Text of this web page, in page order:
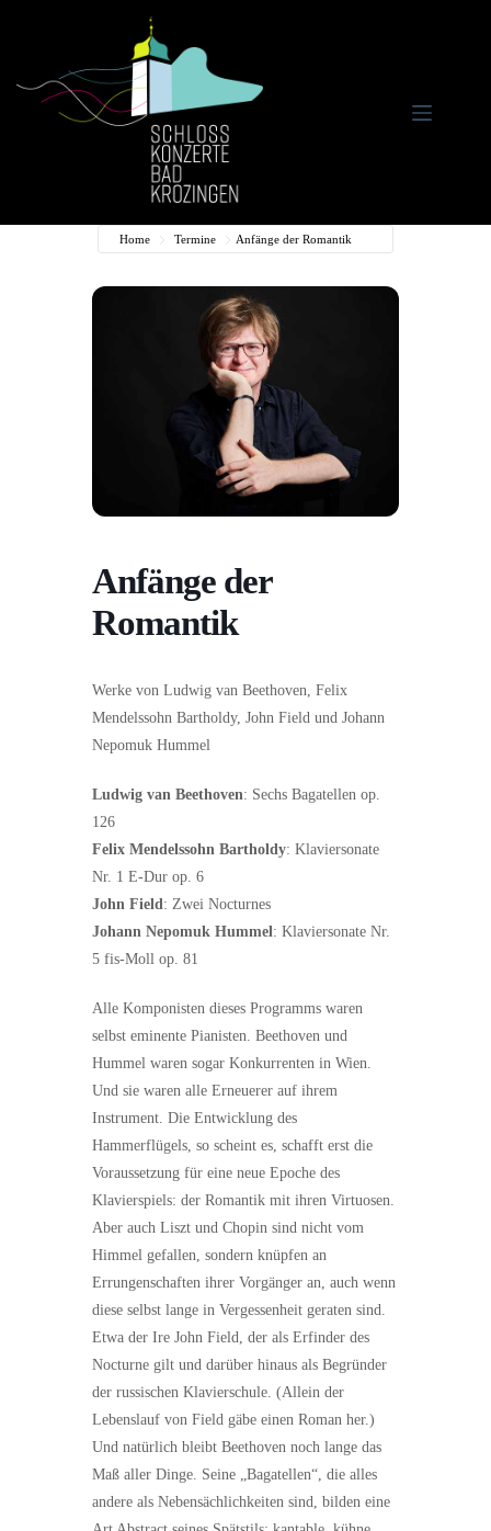
Home Termine Anfänge der Romantik
Anfänge der
Romantik
Werke von Ludwig van Beethoven, Felix
Mendelssohn Bartholdy, John Field und Johann
Nepomuk Hummel
Ludwig van Beethoven: Sechs Bagatellen op.
126
Felix Mendelssohn Bartholdy: Klaviersonate
Nr. 1 E-Dur op. 6
John Field: Zwei Nocturnes
Johann Nepomuk Hummel: Klaviersonate Nr.
5 fis-Moll op. 81
Alle Komponisten dieses Programms waren
selbst eminente Pianisten. Beethoven und
Hummel waren sogar Konkurrenten in Wien.
Und sie waren alle Erneuerer auf ihrem
Instrument. Die Entwicklung des
Hammerflügels, so scheint es, schafft erst die
Voraussetzung für eine neue Epoche des
Klavierspiels: der Romantik mit ihren Virtuosen.
Aber auch Liszt und Chopin sind nicht vom
Himmel gefallen, sondern knüpfen an
Errungenschaften ihrer Vorgänger an, auch wenn
diese selbst lange in Vergessenheit geraten sind.
Etwa der Ire John Field, der als Erfinder des
Nocturne gilt und darüber hinaus als Begründer
der russischen Klavierschule. (Allein der
Lebenslauf von Field gäbe einen Roman her.)
Und natürlich bleibt Beethoven noch lange das
Maß aller Dinge. Seine „Bagatellen“, die alles
andere als Nebensächlichkeiten sind, bilden eine